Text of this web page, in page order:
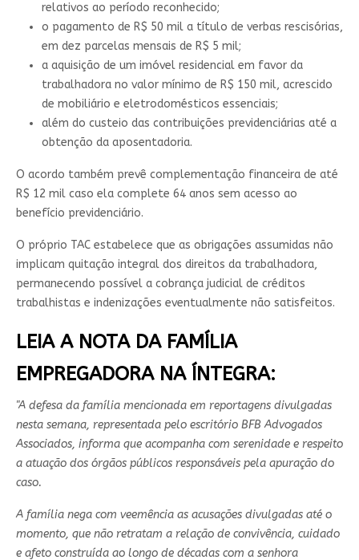
relativos ao período reconhecido;
o pagamento de R$ 50 mil a título de verbas rescisórias,
em dez parcelas mensais de R$ 5 mil;
a aquisição de um imóvel residencial em favor da
trabalhadora no valor mínimo de R$ 150 mil, acrescido
de mobiliário e eletrodomésticos essenciais;
além do custeio das contribuições previdenciárias até a
obtenção da aposentadoria.
O acordo também prevê complementação financeira de até
R$ 12 mil caso ela complete 64 anos sem acesso ao
benefício previdenciário.
O próprio TAC estabelece que as obrigações assumidas não
implicam quitação integral dos direitos da trabalhadora,
permanecendo possível a cobrança judicial de créditos
trabalhistas e indenizações eventualmente não satisfeitos.
LEIA A NOTA DA FAMÍLIA
EMPREGADORA NA ÍNTEGRA:
"A defesa da família mencionada em reportagens divulgadas
nesta semana, representada pelo escritório BFB Advogados
Associados, informa que acompanha com serenidade e respeito
a atuação dos órgãos públicos responsáveis pela apuração do
caso.
A família nega com veemência as acusações divulgadas até o
momento, que não retratam a relação de convivência, cuidado
e afeto construída ao longo de décadas com a senhora